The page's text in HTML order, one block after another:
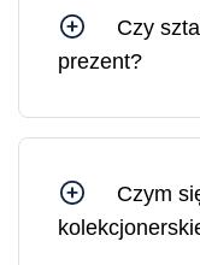
uszkodzonym
cenie o 10–30%
Czy
prezent?
stanowią
Czym